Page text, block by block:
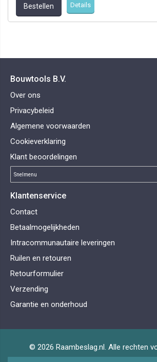
Bestellen Details
Bouwtools B.V.
Over ons
Privacybeleid
Algemene voorwaarden
Cookieverklaring
Klant beoordelingen
Klantenservice
Contact
Betaalmogelijkheden
Intracommunautaire leveringen
Ruilen en retouren
Retourformulier
Verzending
Garantie en onderhoud
© 2026 Raambeslag.nl. Alle rechten